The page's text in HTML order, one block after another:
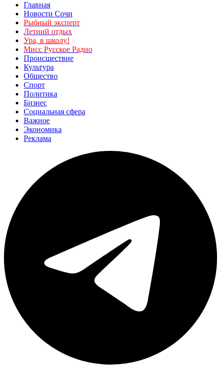
Главная
Новости Сочи
Рыбный эксперт
Летний отдых
Ура, в школу!
Мисс Русское Радио
Происшествие
Культура
Общество
Спорт
Политика
Бизнес
Социальная сфера
Важное
Экономика
Реклама